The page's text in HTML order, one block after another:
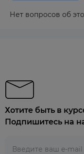
Нет вопросов об
Хотите быть в
Подпишитесь на